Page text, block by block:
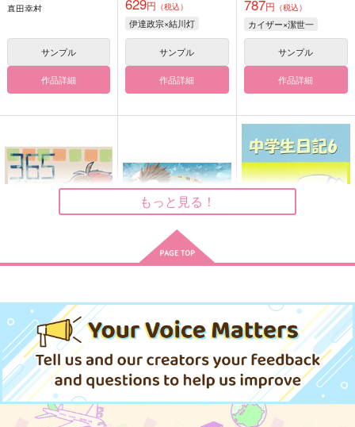
真田幸村
サンプル
作品詳細
円 （税込）
伊達政宗×結川灯
サンプル
作品詳細
787円 （税込）
カイザー×潔世一
サンプル
作品詳細
bihe.
220円（税込）
島左近×柴田勝家
サンプル
作品詳細
825円（税込）
徳川家康×石田三成
サンプル
AIR WALKS
330円（税込）
伊達征士×羽柴当麻
サンプル
もっと見る！